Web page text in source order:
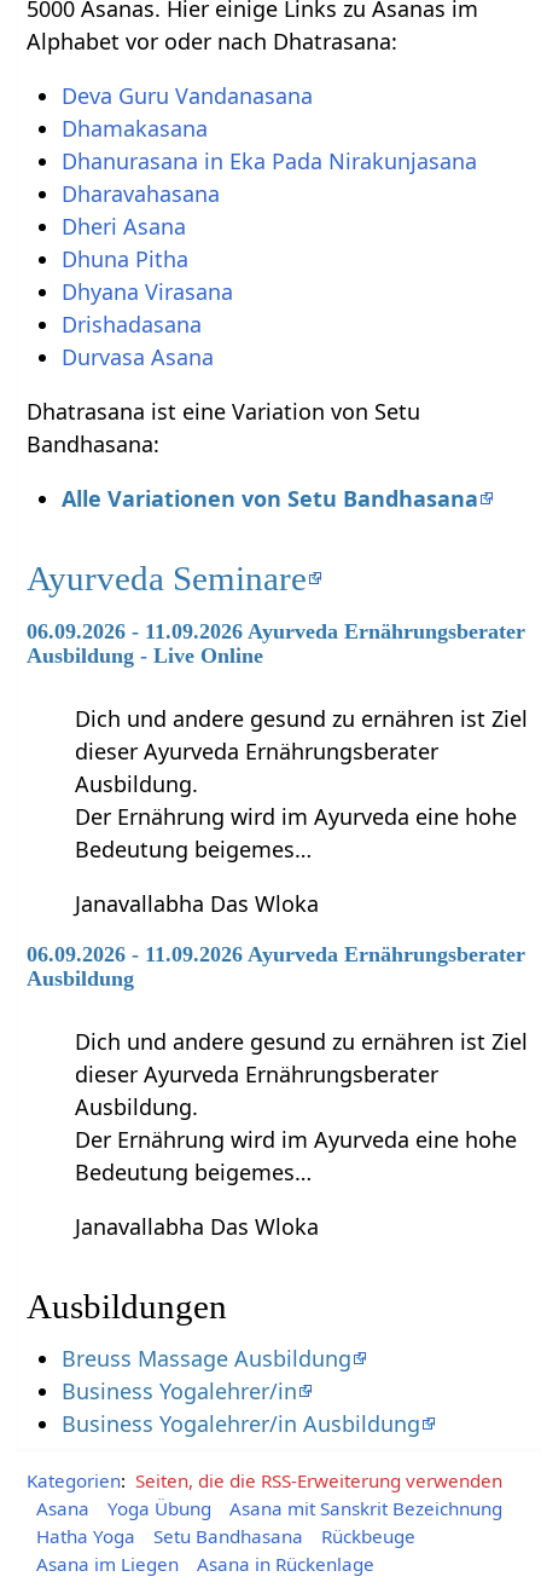
5000 Asanas. Hier einige Links zu Asanas im
Alphabet vor oder nach Dhatrasana:
Deva Guru Vandanasana
Dhamakasana
Dhanurasana in Eka Pada Nirakunjasana
Dharavahasana
Dheri Asana
Dhuna Pitha
Dhyana Virasana
Drishadasana
Durvasa Asana
Dhatrasana ist eine Variation von Setu
Bandhasana:
Alle Variationen von Setu Bandhasana
Ayurveda Seminare
06.09.2026 - 11.09.2026 Ayurveda Ernährungsberater
Ausbildung - Live Online
Dich und andere gesund zu ernähren ist Ziel
dieser Ayurveda Ernährungsberater
Ausbildung.
Der Ernährung wird im Ayurveda eine hohe
Bedeutung beigemes…
Janavallabha Das Wloka
06.09.2026 - 11.09.2026 Ayurveda Ernährungsberater
Ausbildung
Dich und andere gesund zu ernähren ist Ziel
dieser Ayurveda Ernährungsberater
Ausbildung.
Der Ernährung wird im Ayurveda eine hohe
Bedeutung beigemes…
Janavallabha Das Wloka
Ausbildungen
Breuss Massage Ausbildung
Business Yogalehrer/in
Business Yogalehrer/in Ausbildung
Kategorien: Seiten, die die RSS-Erweiterung verwenden
Asana
Yoga Übung
Asana mit Sanskrit Bezeichnung
Hatha Yoga
Setu Bandhasana
Rückbeuge
Asana im Liegen
Asana in Rückenlage